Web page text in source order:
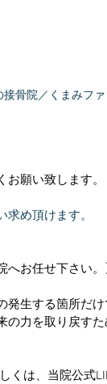
接骨院／くまみフ
願い致します。
め頂けます。
へお任せ下さい。
発生する箇所だ
力を取り戻す
くは、当院公式